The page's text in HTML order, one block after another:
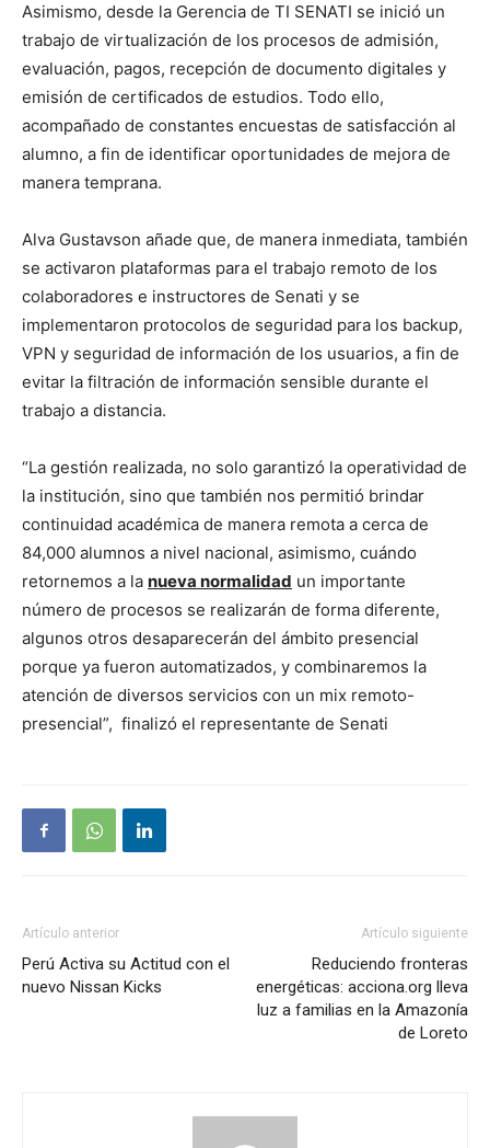
Asimismo, desde la Gerencia de TI SENATI se inició un
trabajo de virtualización de los procesos de admisión,
evaluación, pagos, recepción de documento digitales y
emisión de certificados de estudios. Todo ello,
acompañado de constantes encuestas de satisfacción al
alumno, a fin de identificar oportunidades de mejora de
manera temprana.
Alva Gustavson añade que, de manera inmediata, también
se activaron plataformas para el trabajo remoto de los
colaboradores e instructores de Senati y se
implementaron protocolos de seguridad para los backup,
VPN y seguridad de información de los usuarios, a fin de
evitar la filtración de información sensible durante el
trabajo a distancia.
“La gestión realizada, no solo garantizó la operatividad de
la institución, sino que también nos permitió brindar
continuidad académica de manera remota a cerca de
84,000 alumnos a nivel nacional, asimismo, cuándo
retornemos a la nueva normalidad un importante
número de procesos se realizarán de forma diferente,
algunos otros desaparecerán del ámbito presencial
porque ya fueron automatizados, y combinaremos la
atención de diversos servicios con un mix remoto-
presencial”, finalizó el representante de Senati
Artículo anterior
Perú Activa su Actitud con el
nuevo Nissan Kicks
Artículo siguiente
Reduciendo fronteras
energéticas: acciona.org lleva
luz a familias en la Amazonía
de Loreto